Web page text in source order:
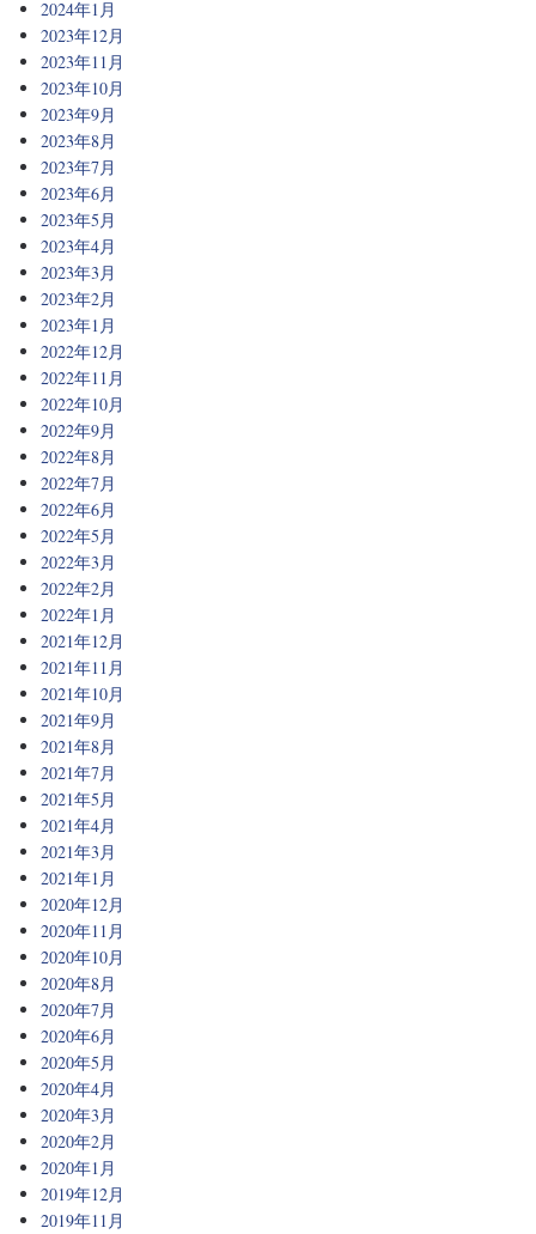
2024年1月
2023年12月
2023年11月
2023年10月
2023年9月
2023年8月
2023年7月
2023年6月
2023年5月
2023年4月
2023年3月
2023年2月
2023年1月
2022年12月
2022年11月
2022年10月
2022年9月
2022年8月
2022年7月
2022年6月
2022年5月
2022年3月
2022年2月
2022年1月
2021年12月
2021年11月
2021年10月
2021年9月
2021年8月
2021年7月
2021年5月
2021年4月
2021年3月
2021年1月
2020年12月
2020年11月
2020年10月
2020年8月
2020年7月
2020年6月
2020年5月
2020年4月
2020年3月
2020年2月
2020年1月
2019年12月
2019年11月